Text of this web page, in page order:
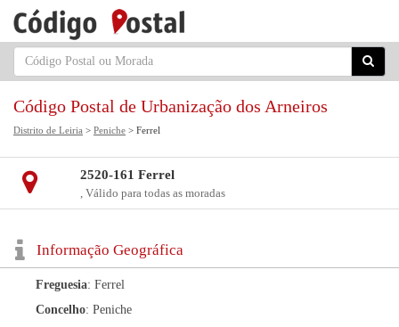
Código Postal de Urbanização dos Arneiros
Distrito de Leiria > Peniche > Ferrel
2520-161 Ferrel
, Válido para todas as moradas
Informação Geográfica
Freguesia: Ferrel
Concelho: Peniche